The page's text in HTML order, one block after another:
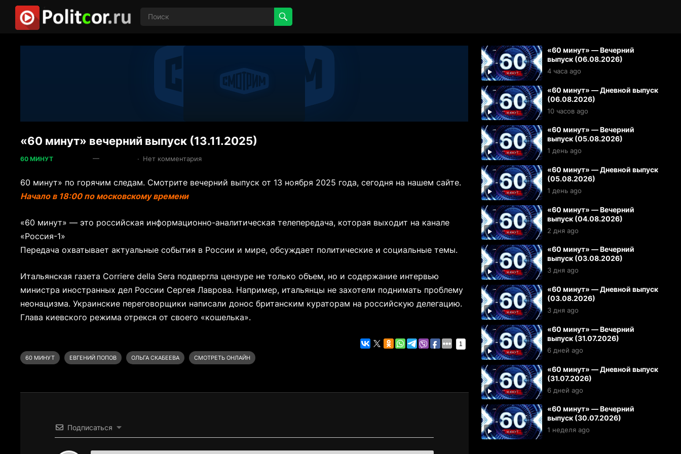
«60 минут» вечерний выпуск (13.11.2025)
60 МИНУТ — · Нет комментария
60 минут» по горячим следам. Смотрите вечерний выпуск от 13 ноября 2025 года, сегодня на нашем сайте.
Начало в 18:00 по московскому времени
«60 минут» — это российская информационно-аналитическая телепередача, которая выходит на канале
«Россия-1»
Передача охватывает актуальные события в России и мире, обсуждает политические и социальные темы.
Итальянская газета Corriere della Sera подвергла цензуре не только объем, но и содержание интервью
министра иностранных дел России Сергея Лаврова. Например, итальянцы не захотели поднимать проблему
неонацизма. Украинские переговорщики написали донос британским кураторам на российскую делегацию.
Глава киевского режима отрекся от своего «кошелька».
1
60 МИНУТ
ЕВГЕНИЙ ПОПОВ ОЛЬГА СКАБЕЕВА СМОТРЕТЬ ОНЛАЙН
Подписаться
«60 минут» — Вечерний
выпуск (06.08.2026)
4 часа ago
«60 минут» — Дневной выпуск
(06.08.2026)
10 часов ago
«60 минут» — Вечерний
выпуск (05.08.2026)
1 день ago
«60 минут» — Дневной выпуск
(05.08.2026)
1 день ago
«60 минут» — Вечерний
выпуск (04.08.2026)
2 дня ago
«60 минут» — Вечерний
выпуск (03.08.2026)
3 дня ago
«60 минут» — Дневной выпуск
(03.08.2026)
3 дня ago
«60 минут» — Вечерний
выпуск (31.07.2026)
6 дней ago
«60 минут» — Дневной выпуск
(31.07.2026)
6 дней ago
«60 минут» — Вечерний
выпуск (30.07.2026)
1 неделя ago